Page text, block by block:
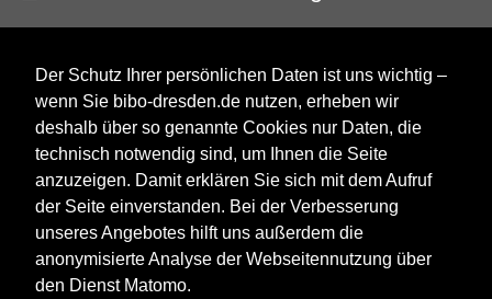
Der Schutz Ihrer persönlichen Daten ist uns wichtig –
wenn Sie bibo-dresden.de nutzen, erheben wir
deshalb über so genannte Cookies nur Daten, die
technisch notwendig sind, um Ihnen die Seite
anzuzeigen. Damit erklären Sie sich mit dem Aufruf
der Seite einverstanden. Bei der Verbesserung
unseres Angebotes hilft uns außerdem die
anonymisierte Analyse der Webseitennutzung über
den Dienst Matomo.